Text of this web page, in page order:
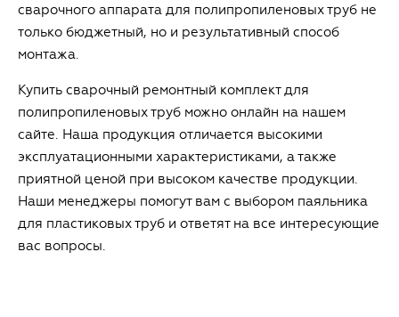
сварочного аппарата для полипропиленовых труб не
только бюджетный, но и результативный способ
монтажа.
Купить сварочный ремонтный комплект для
полипропиленовых труб можно онлайн на нашем
сайте. Наша продукция отличается высокими
эксплуатационными характеристиками, а также
приятной ценой при высоком качестве продукции.
Наши менеджеры помогут вам с выбором паяльника
для пластиковых труб и ответят на все интересующие
вас вопросы.